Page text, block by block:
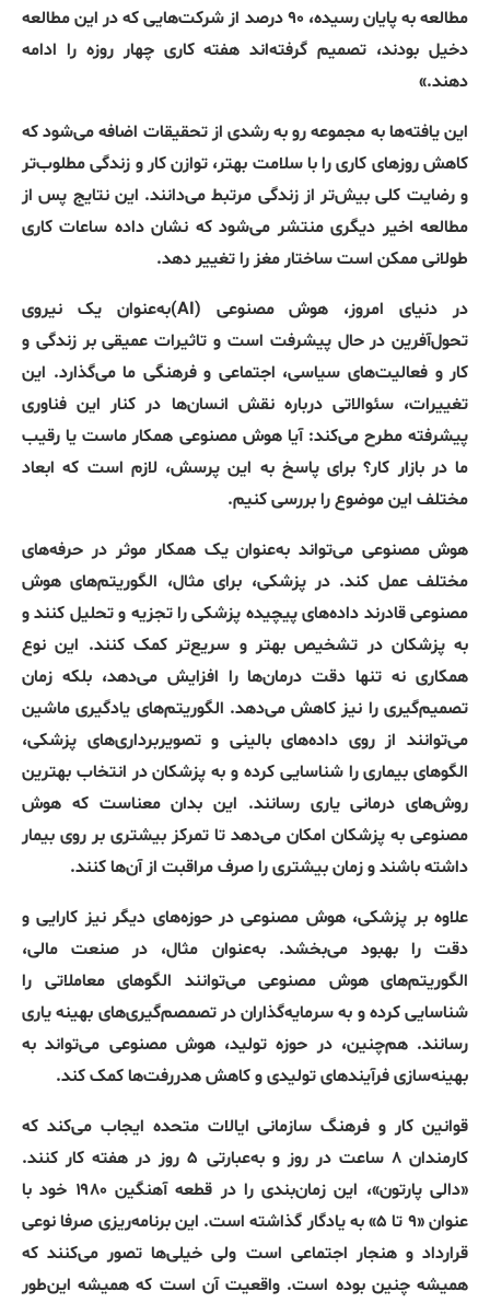
مطالعه به پایان رسیده، ۹۰ درصد از شرکت‌هایی که در این مطالعه
دخیل بودند، تصمیم گرفته‌اند هفته کاری چهار روزه را ادامه
دهند.»
این یافته‌ها به مجموعه رو به رشدی از تحقیقات اضافه می‌شود که
کاهش روزهای کاری را با سلامت بهتر، توازن کار و زندگی مطلوب‌تر
و رضایت کلی بیش‌تر از زندگی مرتبط می‌دانند. این نتایج پس از
مطالعه اخیر دیگری منتشر می‌شود که نشان داده ساعات کاری
طولانی ممکن است ساختار مغز را تغییر دهد.
در دنیای امروز، هوش مصنوعی (AI)‌ به‌عنوان یک
نیروی
تحول‌آفرین در حال پیشرفت است و تاثیرات عمیقی بر زندگی و
کار و فعالیت‌های سیاسی، اجتماعی و فرهنگی ما می‌گذارد. این
تغییرات، سئوالاتی درباره نقش انسان‌ها در کنار این فناوری
پیشرفته مطرح می‌کند:آیا هوش مصنوعی همکار ماست یا رقیب
ما در بازار کار؟ برای پاسخ به این پرسش، لازم است که ابعاد
مختلف اینموضوعرابررسیکنیم.
هوش مصنوعی می‌تواند به‌عنوان یک همکار موثر در حرفه‌های
مختلف عمل کند.در پزشکی، برای مثال، الگوریتم‌های هوش
مصنوعی قادرند داده‌های پیچیده پزشکی را تجزیه و تحلیل کنند و
به پزشکان در تشخیص بهتر و سریع‌تر کمک کنند. این نوع
همکاری نه تنها دقت درمان‌ها را افزایش می‌دهد، بلکه زمان
تصمیم‌گیری را نیز کاهش می‌دهد. الگوریتم‌های یادگیری ماشین
می‌توانند از روی داده‌های بالینی و تصویربرداری‌های پزشکی،
الگوهای بیماری را شناسایی کرده و به پزشکان در انتخاب بهترین
روش‌های درمانی یاری رسانند. این بدان معناست که هوش
مصنوعی به پزشکان امکان می‌دهد تا تمرکز بیشتری بر روی بیمار
داشتهباشندوزمانبیشتریراصرفمراقبت ازآن‌هاکنند.
علاوه بر پزشکی، هوش مصنوعی در حوزه‌های دیگر نیز کارایی و
دقت را بهبود می‌بخشد.به‌عنوان مثال، در صنعت مالی،
الگوریتم‌های هوش مصنوعی می‌توانند الگوهای معاملاتی را
شناساییکرده و بهسرمایه‌گذاراندر تصمصم‌گیری‌های بهینهیاری
رسانند.هم‌چنین، در حوزه تولید، هوش مصنوعی می‌تواند به
بهینه‌سازیفرآیندهایتولیدیوکاهشهدررفت‌هاکمککند.
قوانین کار و فرهنگ سازمانی ایالات متحده ایجاب می‌کند که
کارمندان ۸ ساعت در روز و به‌عبارتی ۵ روز در هفته کار کنند
.
«دالی پارتون»
، این زمان‌بندی را در قطعه آهنگین ۱۹۸۰ خود با
عنوان«۹ تا ۵ »به یادگار گذاشته است. این برنامه‌ریزی صرفا نوعی
قرارداد و هنجار اجتماعی است ولی خیلی‌ها تصور می‌کنند که
همیشه چنین بوده است. واقعیت آن است که همیشه این‌طور